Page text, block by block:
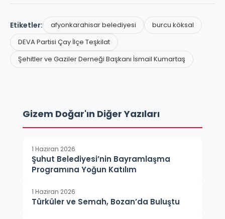
Etiketler: afyonkarahisar belediyesi
burcu köksal
DEVA Partisi Çay İlçe Teşkilat
Şehitler ve Gaziler Derneği Başkanı İsmail Kumartaş
Gizem Doğar'ın Diğer Yazıları
1 Haziran 2026
Şuhut Belediyesi’nin Bayramlaşma
Programına Yoğun Katılım
1 Haziran 2026
Türküler ve Semah, Bozan’da Buluştu